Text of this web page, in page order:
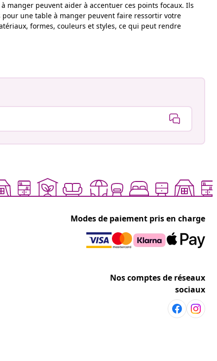
manger peuvent aider à accentuer ces points focaux. Ils
une table à manger peuvent faire ressortir votre
formes, couleurs et styles, ce qui peut rendre
Modes de paiement pris en charge
Nos comptes de réseaux
sociaux